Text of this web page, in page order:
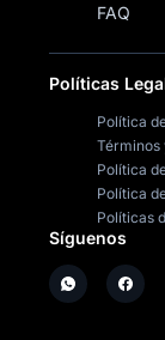
FAQ
Políticas
Política
Términos
Política
Política
Políticas
Síguenos